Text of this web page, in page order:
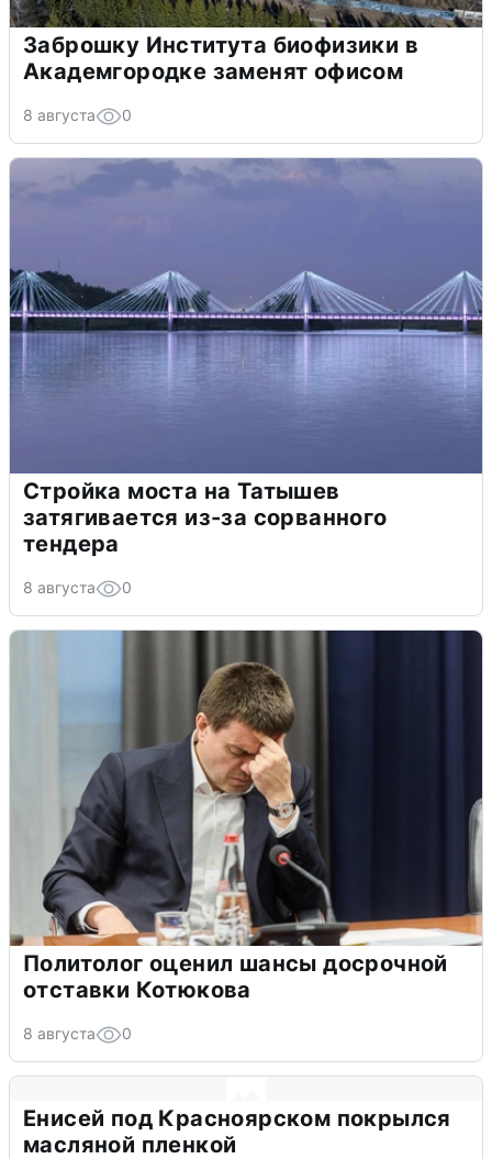
Заброшку Института биофизики в
Академгородке заменят офисом
8 августа 0
Стройка моста на Татышев
затягивается из-за сорванного
тендера
8 августа 0
Политолог оценил шансы досрочной
отставки Котюкова
8 августа 0
Енисей под Красноярском покрылся
масляной пленкой